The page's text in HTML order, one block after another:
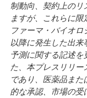
制動向、契約上の
ますが、これらに
ファーマ・バイオ
以降に発生した出
予測に関する記述
た、本プレスリリ
であり、医薬品ま
的な承認、市場の